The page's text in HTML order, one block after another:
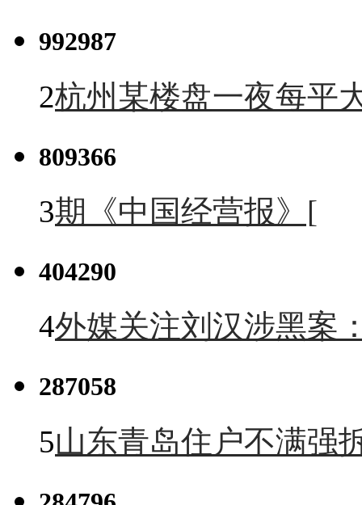
992987
2杭州某楼盘一夜每平
809366
3期《中国经营报》[
404290
4外媒关注刘汉涉黑案
287058
5山东青岛住户不满强